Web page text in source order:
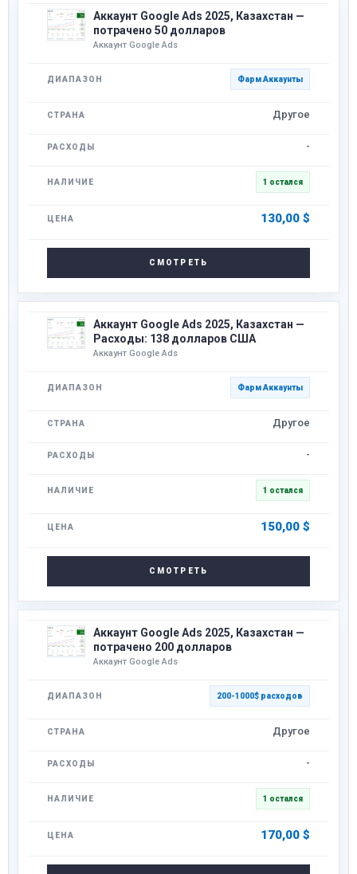
Аккаунт Google Ads 2025, Казахстан —
потрачено 50 долларов
Аккаунт Google Ads
Фарм Аккаунты
Другое
-
1 остался
130,00 $
СМОТРЕТЬ
Аккаунт Google Ads 2025, Казахстан —
Расходы: 138 долларов США
Аккаунт Google Ads
Фарм Аккаунты
Другое
-
1 остался
150,00 $
СМОТРЕТЬ
Аккаунт Google Ads 2025, Казахстан —
потрачено 200 долларов
Аккаунт Google Ads
200-1000$ расходов
Другое
-
1 остался
170,00 $